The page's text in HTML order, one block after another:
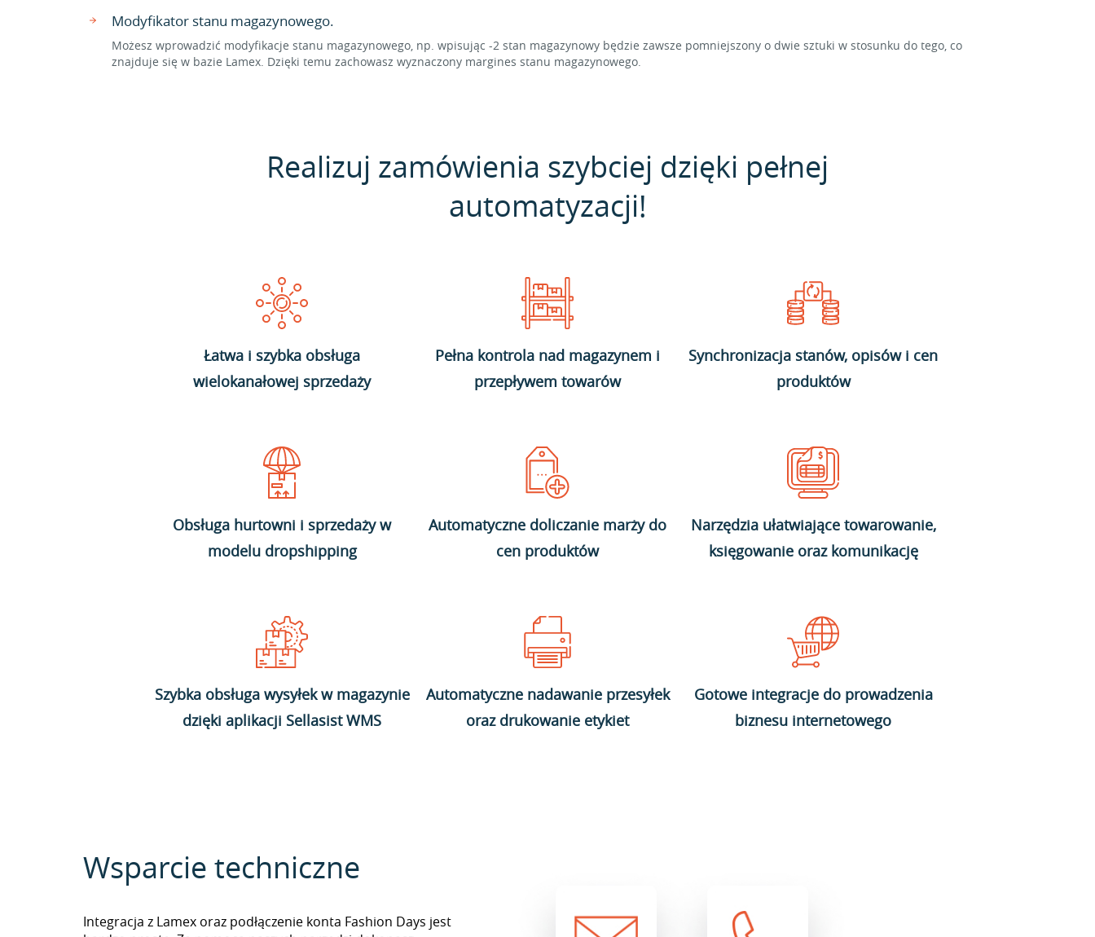
Modyfikator stanu magazynowego.
Możesz wprowadzić modyfikacje stanu magazynowego, np. wpisując -2 stan magazynowy będzie zawsze pomniejszony o dwie sztuki w stosunku do tego, co
znajduje się w bazie Lamex. Dzięki temu zachowasz wyznaczony margines stanu magazynowego.
Realizuj zamówienia szybciej dzięki pełnej
automatyzacji!
Łatwa i szybka obsługa
wielokanałowej sprzedaży
Pełna kontrola nad magazynem i
przepływem towarów
Synchronizacja stanów, opisów i cen
produktów
Obsługa hurtowni i sprzedaży w
modelu dropshipping
Automatyczne doliczanie marży do
cen produktów
Narzędzia ułatwiające towarowanie,
księgowanie oraz komunikację
Szybka obsługa wysyłek w magazynie
dzięki aplikacji Sellasist WMS
Automatyczne nadawanie przesyłek
oraz drukowanie etykiet
Gotowe integracje do prowadzenia
biznesu internetowego
Wsparcie techniczne
Integracja z Lamex oraz podłączenie konta Fashion Days jest